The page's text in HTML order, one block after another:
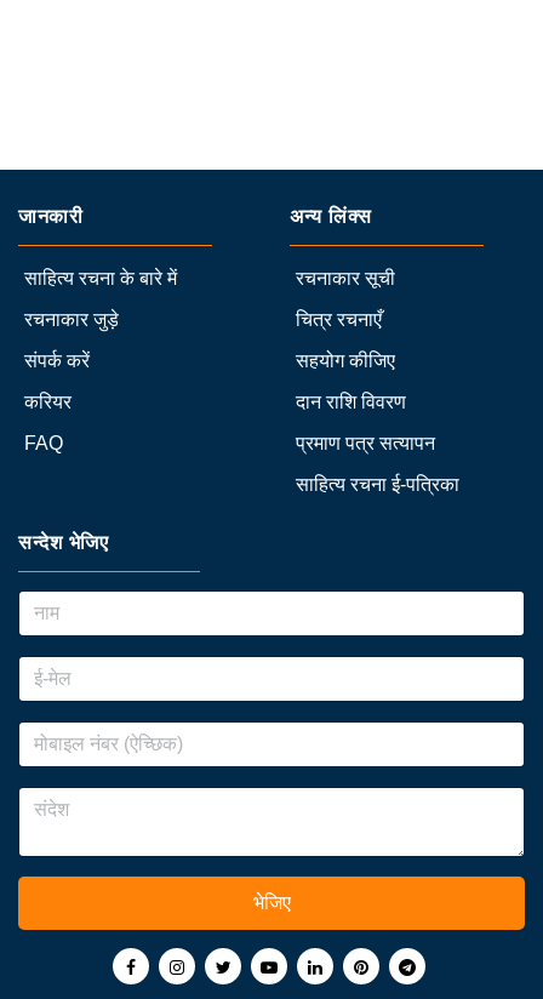
जानकारी
साहित्य रचना के बारे में
रचनाकार जुड़े
संपर्क करें
करियर
FAQ
अन्य लिंक्स
रचनाकार सूची
चित्र रचनाएँ
सहयोग कीजिए
दान राशि विवरण
प्रमाण पत्र सत्यापन
साहित्य रचना ई-पत्रिका
सन्देश भेजिए
भेजिए